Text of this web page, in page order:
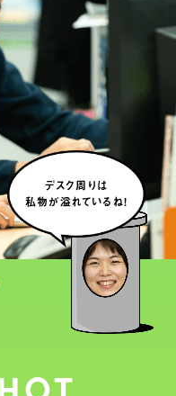
デスク周りは
私物が溢れているね！